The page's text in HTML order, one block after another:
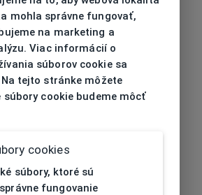
mohla správne fungovať,
na marketing a
Viac informácií o
súborov cookie sa
Na tejto stránke môžete
cookie budeme môcť
cookies
súbory, ktoré sú
fungovanie